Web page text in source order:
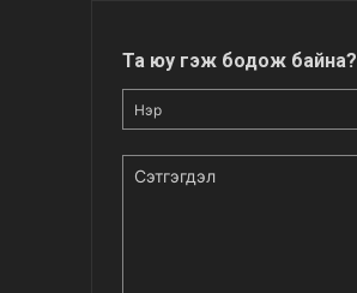
Та юу гэж бодож байна?